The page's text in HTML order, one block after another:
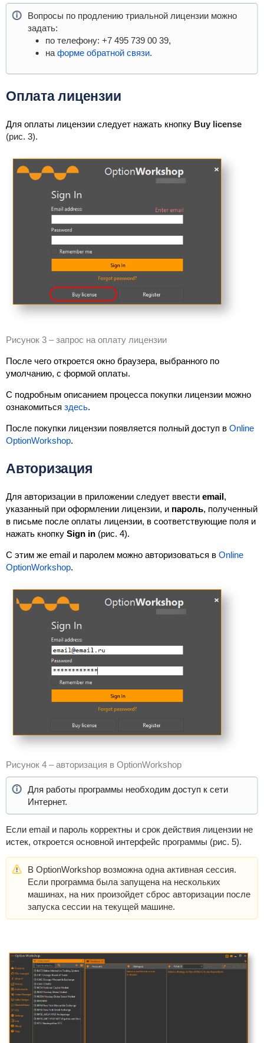
Вопросы по продлению триальной лицензии можно
задать:
по телефону: +7 495 739 00 39,
на форме обратной связи.
Оплата лицензии
Для оплаты лицензии следует нажать кнопку Buy license
(рис. 3).
Рисунок 3 – запрос на оплату лицензии
После чего откроется окно браузера, выбранного по
умолчанию, с формой оплаты.
С подробным описанием процесса покупки лицензии можно
ознакомиться здесь.
После покупки лицензии появляется полный доступ в Online
OptionWorkshop.
Авторизация
Для авторизации в приложении следует ввести email,
указанный при оформлении лицензии, и пароль, полученный
в письме после оплаты лицензии, в соответствующие поля и
нажать кнопку Sign in (рис. 4).
С этим же email и паролем можно авторизоваться в Online
OptionWorkshop.
Рисунок 4 – авторизация в OptionWorkshop
Для работы программы необходим доступ к сети
Интернет.
Если email и пароль корректны и срок действия лицензии не
истек, откроется основной интерфейс программы (рис. 5).
В OptionWorkshop возможна одна активная сессия.
Если программа была запущена на нескольких
машинах, на них произойдет сброс авторизации после
запуска сессии на текущей машине.